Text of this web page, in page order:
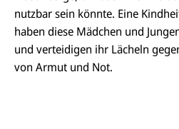
nutzbar sein könnte. Eine
haben diese Mädchen und
und verteidigen ihr Lächeln
von Armut und Not.